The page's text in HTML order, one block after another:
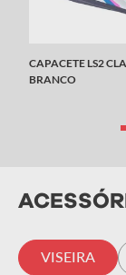
CAPACETE LS2
BRANCO
VISEIRA